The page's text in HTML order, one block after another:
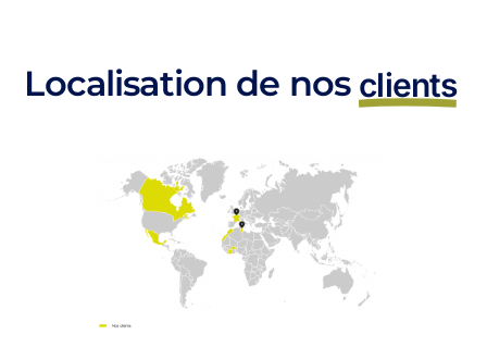
Localisation de nos clients